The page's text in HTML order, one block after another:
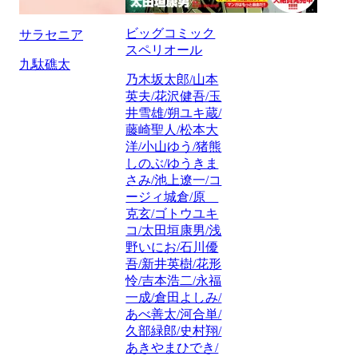
サラセニア
九駄礁太
ビッグコミック
スペリオール
乃木坂太郎/山本
英夫/花沢健吾/玉
井雪雄/朔ユキ蔵/
藤崎聖人/松本大
洋/小山ゆう/猪熊
しのぶ/ゆうきま
さみ/池上遼一/コ
ージィ城倉/原
克玄/ゴトウユキ
コ/太田垣康男/浅
野いにお/石川優
吾/新井英樹/花形
怜/吉本浩二/永福
一成/倉田よしみ/
あべ善太/河合単/
久部緑郎/史村翔/
あきやまひでき/